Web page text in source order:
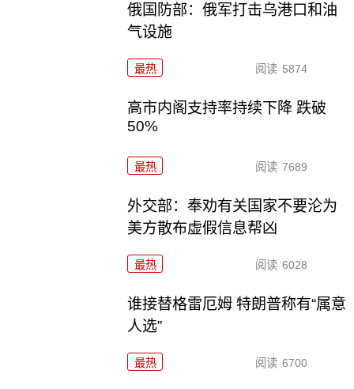
俄国防部：俄军打击乌港口和油
气设施
最热 阅读 5874
高市内阁支持率持续下降 跌破
50%
最热 阅读 7689
外交部：奉劝有关国家不要沦为
美方散布虚假信息帮凶
最热 阅读 6028
谁接替格雷厄姆 特朗普称有“属意
人选”
最热 阅读 6700